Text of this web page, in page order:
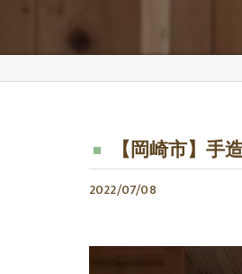
【岡崎市】手
2022/07/08